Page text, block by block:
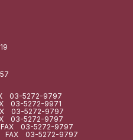
03-5272-9797
03-5272-9971
03-5272-9797
03-5272-9797
03-5272-9797
FAX 03-5272-9797